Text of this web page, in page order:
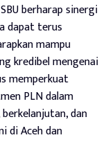
berharap sinergi
dapat terus
mampu
kredibel mengenai
memperkuat
PLN dalam
dan
di Aceh dan